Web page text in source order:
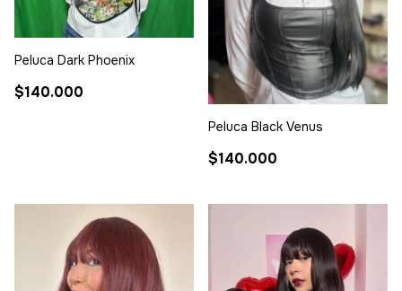
Peluca Dark Phoenix
$140.000
Peluca Black Venus
$140.000